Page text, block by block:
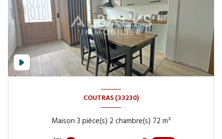
COUTRAS (33230)
Maison 3 pièce(s) 2 chambre(s) 72 m²